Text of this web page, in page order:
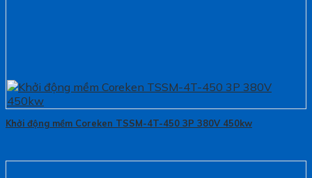
Khởi động mềm Coreken TSSM-4T-450 3P 380V 450kw